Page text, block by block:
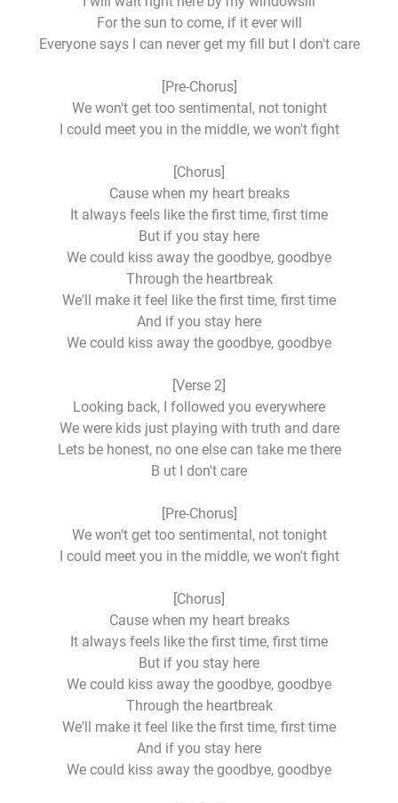
For the sun to come, if it ever will
Everyone says I can never get my fill but I don't care
[Pre-Chorus]
We won't get too sentimental, not tonight
I could meet you in the middle, we won't fight
[Chorus]
Cause when my heart breaks
It always feels like the first time, first time
But if you stay here
We could kiss away the goodbye, goodbye
Through the heartbreak
We'll make it feel like the first time, first time
And if you stay here
We could kiss away the goodbye, goodbye
[Verse 2]
Looking back, I followed you everywhere
We were kids just playing with truth and dare
Lets be honest, no one else can take me there
B ut I don't care
[Pre-Chorus]
We won't get too sentimental, not tonight
I could meet you in the middle, we won't fight
[Chorus]
Cause when my heart breaks
It always feels like the first time, first time
But if you stay here
We could kiss away the goodbye, goodbye
Through the heartbreak
We'll make it feel like the first time, first time
And if you stay here
We could kiss away the goodbye, goodbye